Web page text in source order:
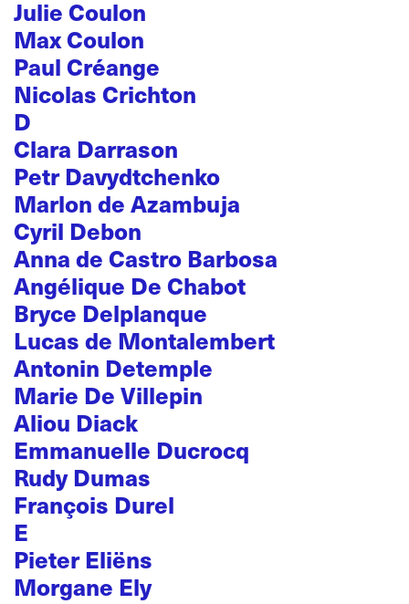
Julie Coulon
Max Coulon
Paul Créange
Nicolas Crichton
D
Clara Darrason
Petr Davydtchenko
Marlon de Azambuja
Cyril Debon
Anna de Castro Barbosa
Angélique De Chabot
Bryce Delplanque
Lucas de Montalembert
Antonin Detemple
Marie De Villepin
Aliou Diack
Emmanuelle Ducrocq
Rudy Dumas
François Durel
E
Pieter Eliëns
Morgane Ely